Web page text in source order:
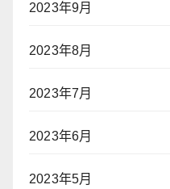
2023年9月
2023年8月
2023年7月
2023年6月
2023年5月